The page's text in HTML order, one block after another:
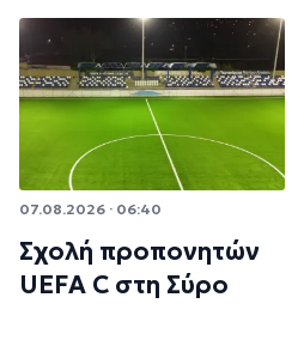
07.08.2026 · 06:40
Σχολή προπονητών
UEFA C στη Σύρο